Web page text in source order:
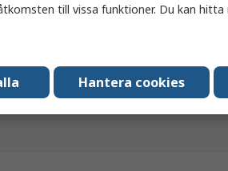
till vissa funktioner. Du kan
Hantera cookies